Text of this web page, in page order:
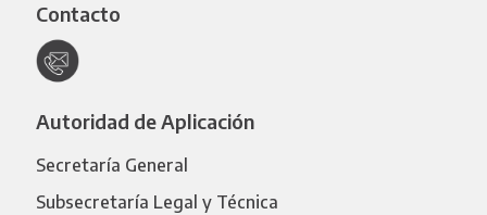
Contacto
Autoridad de Aplicación
Secretaría General
Subsecretaría Legal y Técnica